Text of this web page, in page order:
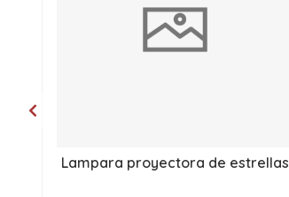
Lampara proyectora de estrellas